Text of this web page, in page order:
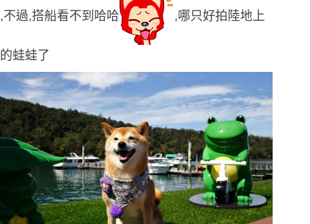
,不過,搭船看不到哈哈 ,哪只好拍陸地上
的蛙蛙了